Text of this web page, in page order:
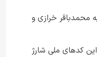
محمدباقر خرازی و
فردا برای این کدهای ملی شارژ